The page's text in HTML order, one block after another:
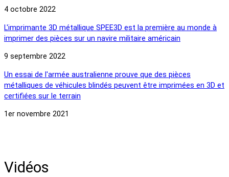
4 octobre 2022
L'imprimante 3D métallique SPEE3D est la première au monde à
imprimer des pièces sur un navire militaire américain
9 septembre 2022
Un essai de l'armée australienne prouve que des pièces
métalliques de véhicules blindés peuvent être imprimées en 3D et
certifiées sur le terrain
1er novembre 2021
Vidéos